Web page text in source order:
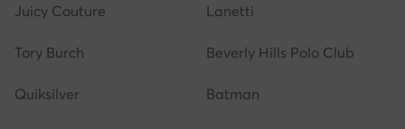
Juicy Couture Lanetti
Tory Burch Beverly Hills Polo Club
Quiksilver Batman